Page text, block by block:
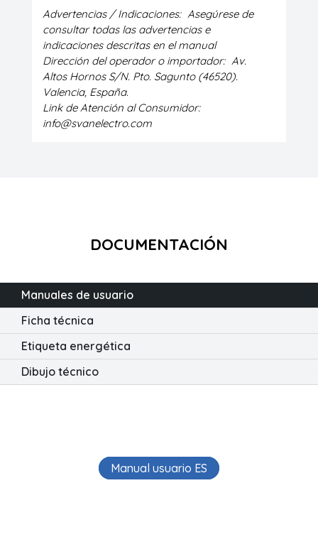
Advertencias / Indicaciones: Asegúrese de
consultar todas las advertencias e
indicaciones descritas en el manual
Dirección del operador o importador: Av.
Altos Hornos S/N. Pto. Sagunto (46520).
Valencia, España.
Link de Atención al Consumidor:
info@svanelectro.com
DOCUMENTACIÓN
Manuales de usuario
Ficha técnica
Etiqueta energética
Dibujo técnico
Manual usuario ES